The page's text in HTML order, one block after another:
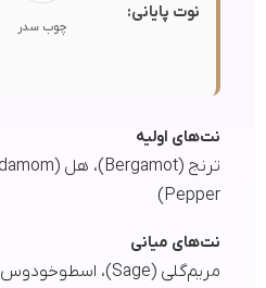
نوت پایانی:
چوب سدر
نت‌های اولیه
Pepper)
نت‌های میانی